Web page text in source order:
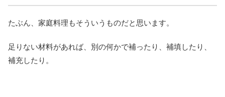
たぶん、家庭料理もそういうものだと思います。
足りない材料があれば、別の何かで補ったり、補填したり、
補充したり。